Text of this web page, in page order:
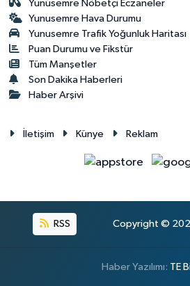
Yunusemre Nöbetçi Eczaneler
Yunusemre Hava Durumu
Yunusemre Trafik Yoğunluk Haritası
Puan Durumu ve Fikstür
Tüm Manşetler
Son Dakika Haberleri
Haber Arşivi
İletişim Künye Reklam
RSS Copyright ©
Haber Yazılımı: TE